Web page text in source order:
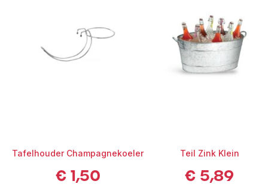
Belangrijkste eigenschappen:
Materiaal: RVS (koeler + standaard)
Staand model – naast tafel of bar
Combineert mooi met:
Champagneflûtes, linnen tafelkleden, staantafels,
serveerplateaus, punchbowls en bijpassende glaswerksets.
Tafelhouder Champagnekoeler
€1,50
Teil Zink Klein
€ 5,89